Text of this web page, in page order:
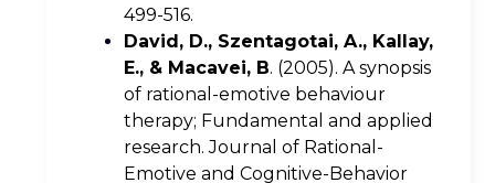
499-516.
David, D., Szentagotai, A., Kallay,
E., & Macavei, B. (2005). A synopsis
of rational-emotive behaviour
therapy; Fundamental and applied
research. Journal of Rational-
Emotive and Cognitive-Behavior